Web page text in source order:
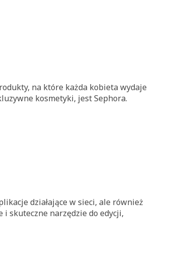
na które każda kobieta wydaje
kosmetyki, jest Sephora.
działające w sieci, ale również
skuteczne narzędzie do edycji,